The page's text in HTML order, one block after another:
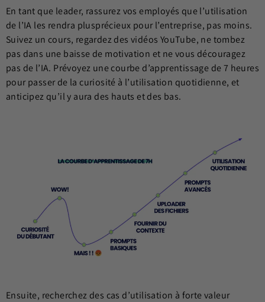
En tant que leader, rassurez vos employés que l’utilisation
de l’IA les rendra plusprécieux pour l’entreprise, pas moins.
Suivez un cours, regardez des vidéos YouTube, ne tombez
pas dans une baisse de motivation et ne vous découragez
pas de l’IA. Prévoyez une courbe d’apprentissage de 7 heures
pour passer de la curiosité à l’utilisation quotidienne, et
anticipez qu’il y aura des hauts et des bas.
Ensuite, recherchez des cas d’utilisation à forte valeur